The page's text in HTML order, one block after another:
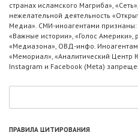
странах исламского Магриба»,
нежелательной деятельность
Медиа». СМИ-иноагентами
«Важные истории», «Голос
«Медиазона», ОВД-инфо.
«Мемориал», «Аналитический Центр
Instagram и Facebook (Metа)
ПРАВИЛА ЦИТИРОВАНИЯ